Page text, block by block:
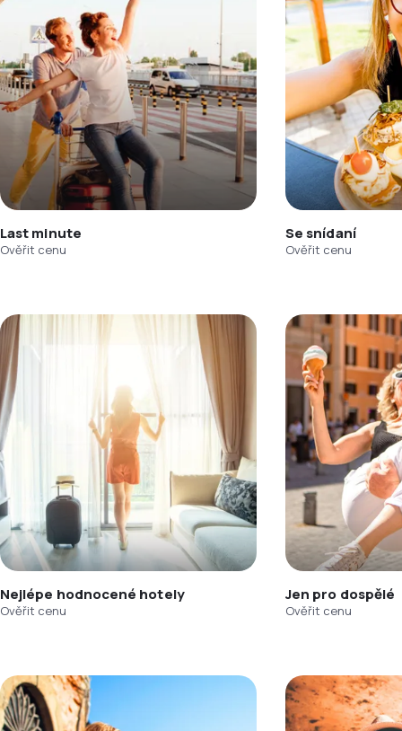
Last minute
Ověřit cenu
Se snídaní
Ověřit cenu
Nejlépe hodnocené hotely
Ověřit cenu
Jen pro dospělé
Ověřit cenu